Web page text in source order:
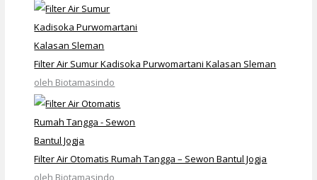
Filter Air Sumur Kadisoka Purwomartani Kalasan Sleman
oleh Biotamasindo
Filter Air Otomatis Rumah Tangga – Sewon Bantul Jogja
oleh Biotamasindo